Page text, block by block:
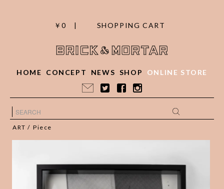
￥0 | SHOPPING CART
HOME CONCEPT NEWS SHOP ONLINE STORE
ART / Piece